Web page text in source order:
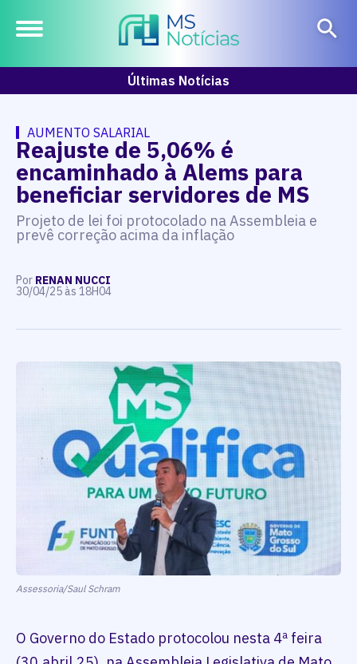
Últimas Notícias
AUMENTO SALARIAL
Reajuste de 5,06% é
encaminhado à Alems para
beneficiar servidores de MS
Projeto de lei foi protocolado na Assembleia e
prevê correção acima da inflação
Por RENAN NUCCI
30/04/25 às 18H04
Assessoria/Saul Schram
O Governo do Estado protocolou nesta 4ª feira